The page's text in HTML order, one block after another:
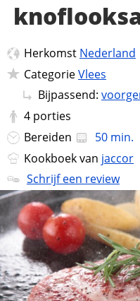
Herkomst Nederland
CategorieVlees
Bijpassend:
4 porties
Bereiden
50 min.
Kookboek van jaccor
Schrijf een review